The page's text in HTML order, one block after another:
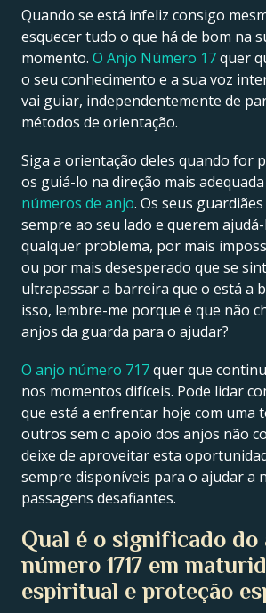
Quando se está infeliz consigo
esquecer tudo o que há de bom na
momento. O Anjo Número 17quer
o seu conhecimento e a sua voz
vai guiar, independentemente de
métodos de orientação.
Siga a orientação deles quando for
os guiá-lo na direção mais adequada
números de anjo. Os seus guardiães
sempre ao seu lado e querem ajudá-
qualquer problema, por mais
ou por mais desesperado que se
ultrapassar a barreira que o está a
isso, lembre-me porque é que não
anjos da guarda para o ajudar?
O anjo número 717quer que
nos momentos difíceis. Pode lidar
que está a enfrentar hoje com uma
outros sem o apoio dos anjos não
deixe de aproveitar esta
sempre disponíveis para o ajudar a
passagens desafiantes.
Qual é o significado do
número 1717 em
espiritual e proteção